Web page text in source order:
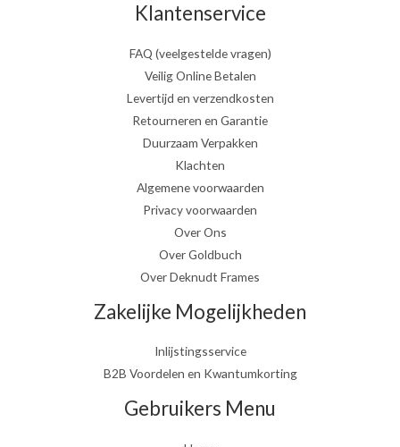
Klantenservice
FAQ (veelgestelde vragen)
Veilig Online Betalen
Levertijd en verzendkosten
Retourneren en Garantie
Duurzaam Verpakken
Klachten
Algemene voorwaarden
Privacy voorwaarden
Over Ons
Over Goldbuch
Over Deknudt Frames
Zakelijke Mogelijkheden
Inlijstingsservice
B2B Voordelen en Kwantumkorting
Gebruikers Menu